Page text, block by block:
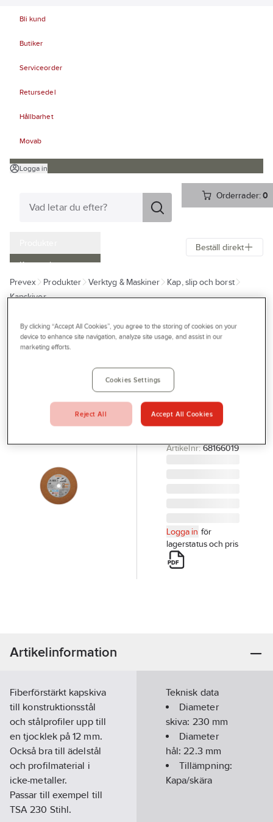
Bli kund
Butiker
Serviceorder
Retursedel
Hållbarhet
Movab
Logga in
Orderrader:0
Kampanjer
Outlet
Bli kund
Aktuellt
Serviceverkstad
Beställ direkt
Prevex Produkter Verktyg & Maskiner
Kap, slip och borst
Kapskivor
STIHL
Kapskiva
Stål
KAPSKIVA STÅL
MM/9" STIHL
Artikelnr: 68166019
Logga in för
lagerstatus och pris
Artikelinformation
Fiberförstärkt kapskiva
till konstruktionsstål
och stålprofiler upp till
en tjocklek på 12 mm.
Också bra till ädelstål
och profilmaterial i
icke-metaller.
Passar till exempel till
TSA 230 Stihl.
Teknisk data
Diameter
skiva: 230 mm
Diameter
hål:22.3mm
Tillämpning:
Kapa/skära
By clicking “Accept All Cookies”, you agree to the storing of cookies on your
device to enhance site navigation, analyze site usage, and assist in our
marketing efforts.
Cookies Settings
Reject All Accept All Cookies